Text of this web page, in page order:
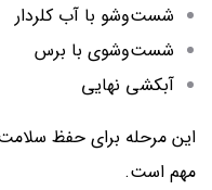
شست‌وشو با آب کلردار
شست‌وشوی با برس
آبکشی نهایی
این مرحله برای حفظ
مهم است.